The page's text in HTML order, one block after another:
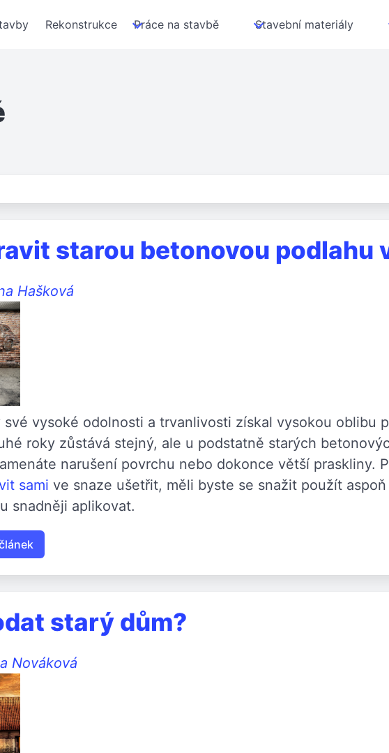
Rekonstrukce Práce na stavbě Stavební materiály
starou betonovou podlahu
Hašková
své vysoké odolnosti a trvanlivosti získal vysokou oblibu
roky zůstává stejný, ale u podstatně starých
narušení povrchu nebo dokonce větší praskliny.
sami ve snaze ušetřit, měli byste se snažit použít
snadněji aplikovat.
starý dům?
Nováková